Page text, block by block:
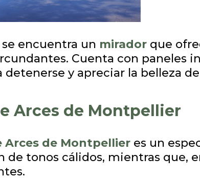
encuentra un mirador que
Cuenta con paneles
detenerse y apreciar la belleza
Arces de Montpellier
Arces de Montpellier es un
de tonos cálidos, mientras que,